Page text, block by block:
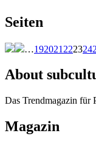
Seiten
…192021 222324
About
Das Trendmagazin für
Magazin